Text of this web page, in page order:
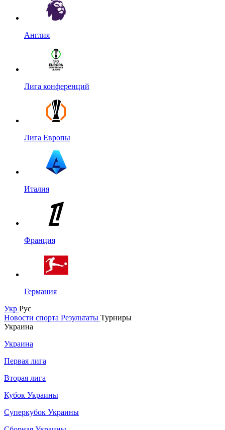
Англия
Лига конференций
Лига Европы
Италия
Франция
Германия
Укр Рус
Новости спорта Результаты Турниры
Украина
Украина
Первая лига
Вторая лига
Кубок Украины
Суперкубок Украины